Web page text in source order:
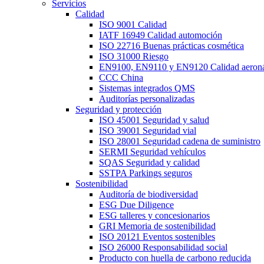
Servicios
Calidad
ISO 9001 Calidad
IATF 16949 Calidad automoción
ISO 22716 Buenas prácticas cosmética
ISO 31000 Riesgo
EN9100, EN9110 y EN9120 Calidad
CCC China
Sistemas integrados QMS
Auditorías personalizadas
Seguridad y protección
ISO 45001 Seguridad y salud
ISO 39001 Seguridad vial
ISO 28001 Seguridad cadena de suministro
SERMI Seguridad vehículos
SQAS Seguridad y calidad
SSTPA Parkings seguros
Sostenibilidad
Auditoría de biodiversidad
ESG Due Diligence
ESG talleres y concesionarios
GRI Memoria de sostenibilidad
ISO 20121 Eventos sostenibles
ISO 26000 Responsabilidad social
Producto con huella de carbono reducida